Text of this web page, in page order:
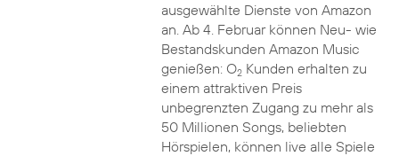
ausgewählte Dienste von Amazon
an. Ab 4. Februar können Neu- wie
Bestandskunden Amazon Music
genießen: O2Kunden erhalten zu
einem attraktiven Preis
unbegrenzten Zugang zu mehr als
50 Millionen Songs, beliebten
Hörspielen, können live alle Spiele